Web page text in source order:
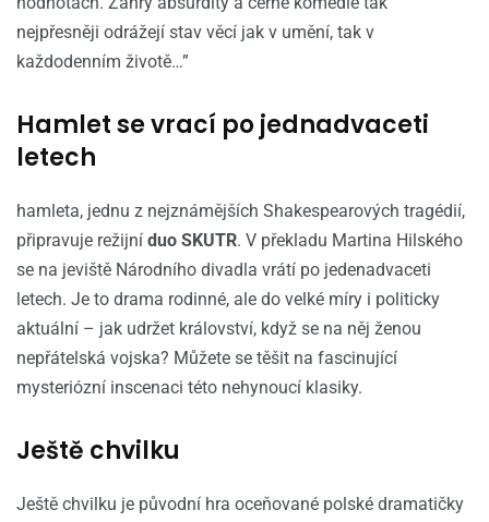
nejpřesněji odrážejí stav věcí jak v umění, tak v
každodenním životě…”
Hamlet se vrací po jednadvaceti
letech
hamleta, jednu z nejznámějších Shakespearových tragédií,
připravuje režijní duo SKUTR. V překladu Martina Hilského
se na jeviště Národního divadla vrátí po jedenadvaceti
letech. Je to drama rodinné, ale do velké míry i politicky
aktuální – jak udržet království, když se na něj ženou
nepřátelská vojska? Můžete se těšit na fascinující
mysteriózní inscenaci této nehynoucí klasiky.
Ještě chvilku
Ještě chvilku je původní hra oceňované polské dramatičky